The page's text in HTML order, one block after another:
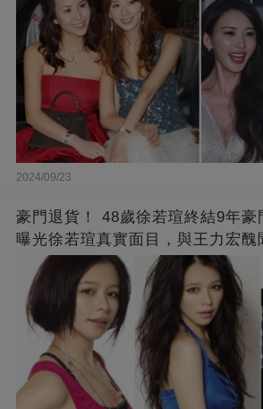
2024/09/23
豪門退貨！ 48歲徐若瑄終結9年豪
曝光徐若瑄真實面目，與王力宏醜
來李靚蕾說的都是真的 ！